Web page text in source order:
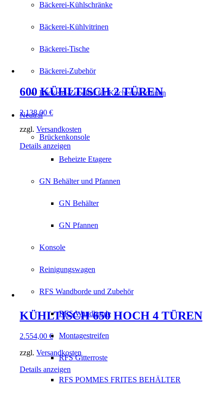
Bäckerei-Kühlschränke
Bäckerei-Kühlvitrinen
Bäckerei-Tische
Bäckerei-Zubehör
Bäckerei-Zubehör für Küchenmaschinen
Neutral
Brückenkonsole
Beheizte Etagere
GN Behälter und Pfannen
GN Behälter
GN Pfannen
Konsole
Reinigungswagen
RFS Wandborde und Zubehör
RFS Wandborde
Montagestreifen
RFS Gitterroste
RFS POMMES FRITES BEHÄLTER
600 KÜHLTISCH 2 TÜREN
2.138,00 €
zzgl. Versandkosten
Details anzeigen
KÜHLTISCH 650 HOCH 4 TÜREN
2.554,00 €
zzgl. Versandkosten
Details anzeigen